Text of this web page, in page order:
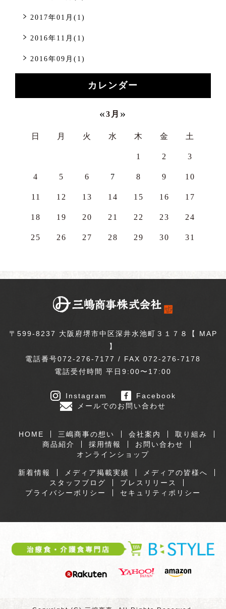
2017年01月(1)
2016年11月(1)
2016年09月(1)
カレンダー
«3月 »
日 月 火 水 木 金 土
1 2 3
4 5 6 7 8 9 10
11 12 13 14 15 16 17
18 19 20 21 22 23 24
25 26 27 28 29 30 31
〒599-8237 大阪府堺市中区深井水池町３１７８【 MAP
】
電話番号072-276-7177 / FAX 072-276-7178
電話受付時間 平日9:00〜17:00
Instagram
Facebook
メールでのお問い合わせ
HOME 三嶋商事の想い 会社案内
取り組み
商品紹介
採用情報
お問い合わせ
オンラインショップ
新着情報 メディア掲載実績
メディアの皆様へ
スタッフブログ
プレスリリース
プライバシーポリシー
セキュリティポリシー